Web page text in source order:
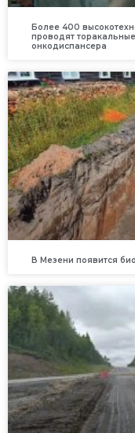
Более 400
проводят
онкодиспансера
В Мезени появится